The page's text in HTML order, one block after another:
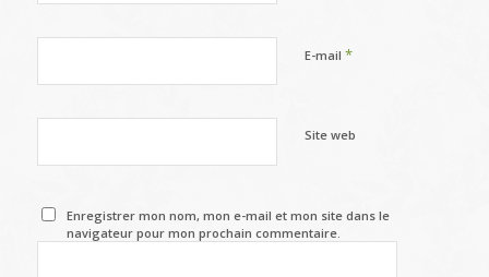
E-mail *
Site web
Enregistrer mon nom, mon e-mail et mon site dans le
navigateur pour mon prochain commentaire.